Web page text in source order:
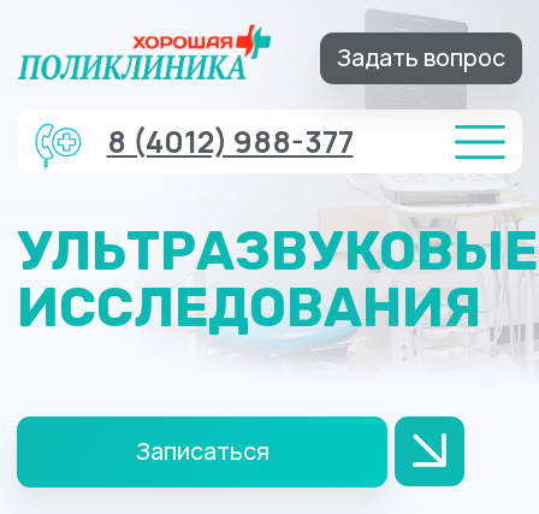
Задать вопрос
УЛЬТРАЗВУКОВЫЕ
ИССЛЕДОВАНИЯ
Записаться